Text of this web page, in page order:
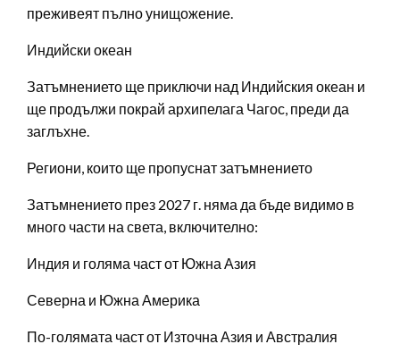
преживеят пълно унищожение.
Индийски океан
Затъмнението ще приключи над Индийския океан и
ще продължи покрай архипелага Чагос, преди да
заглъхне.
Региони, които ще пропуснат затъмнението
Затъмнението през 2027 г. няма да бъде видимо в
много части на света, включително:
Индия и голяма част от Южна Азия
Северна и Южна Америка
По-голямата част от Източна Азия и Австралия